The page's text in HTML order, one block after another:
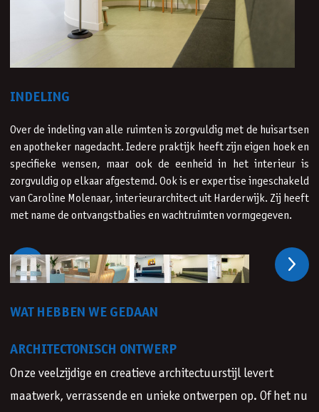
INDELING
Over de indeling van alle ruimten is zorgvuldig met de huisartsen
en apotheker nagedacht. Iedere praktijk heeft zijn eigen hoek en
specifieke wensen, maar ook de eenheid in het interieur is
zorgvuldig op elkaar afgestemd. Ook is er expertise ingeschakeld
van Caroline Molenaar, interieurarchitect uit Harderwijk. Zij heeft
met name de ontvangstbalies en wachtruimten vormgegeven.
Vorige
WAT HEBBEN WE GEDAAN
ARCHITECTONISCH ONTWERP
Onze veelzijdige en creatieve architectuurstijl levert
maatwerk, verrassende en unieke ontwerpen op. Of het nu